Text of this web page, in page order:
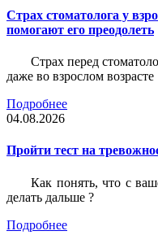
Страх стоматолога у
помогают его преодолеть
Страх перед
даже во взрослом возрасте
Подробнее
04.08.2026
Пройти тест на
Как понять, что с
делать дальше ?
Подробнее